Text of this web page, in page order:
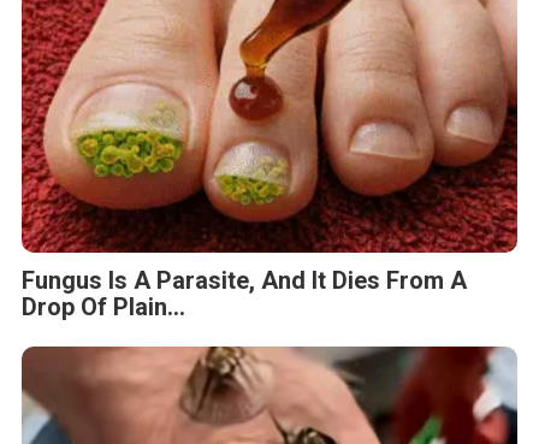
Fungus Is A Parasite, And It Dies From A
Drop Of Plain...